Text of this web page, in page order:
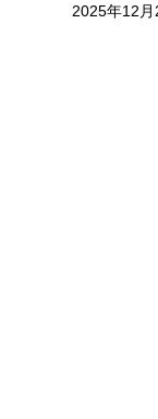
2025年12月